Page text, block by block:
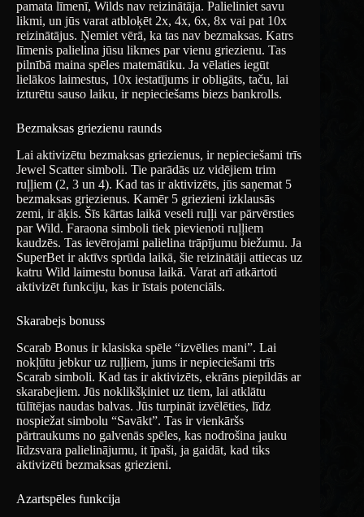
pamata līmenī, Wilds nav reizinātāja. Palieliniet savu
likmi, un jūs varat atbloķēt 2x, 4x, 6x, 8x vai pat 10x
reizinātājus. Ņemiet vērā, ka tas nav bezmaksas. Katrs
līmenis palielina jūsu likmes par vienu griezienu. Tas
pilnībā maina spēles matemātiku. Ja vēlaties iegūt
lielākos laimestus, 10x iestatījums ir obligāts, taču, lai
izturētu sauso laiku, ir nepieciešams biezs bankrolls.
Bezmaksas griezienu raunds
Lai aktivizētu bezmaksas griezienus, ir nepieciešami trīs
Jewel Scatter simboli. Tie parādās uz vidējiem trim
ruļļiem (2, 3 un 4). Kad tas ir aktivizēts, jūs saņemat 5
bezmaksas griezienus. Kamēr 5 griezieni izklausās
zemi, ir āķis. Šīs kārtas laikā veseli ruļļi var pārvērsties
par Wild. Faraona simboli tiek pievienoti ruļļiem
kaudzēs. Tas ievērojami palielina trāpījumu biežumu. Ja
SuperBet ir aktīvs sprūda laikā, šie reizinātāji attiecas uz
katru Wild laimestu bonusa laikā. Varat arī atkārtoti
aktivizēt funkciju, kas ir īstais potenciāls.
Skarabejs bonuss
Scarab Bonus ir klasiska spēle “izvēlies mani”. Lai
nokļūtu jebkur uz ruļļiem, jums ir nepieciešami trīs
Scarab simboli. Kad tas ir aktivizēts, ekrāns piepildās ar
skarabejiem. Jūs noklikšķiniet uz tiem, lai atklātu
tūlītējas naudas balvas. Jūs turpināt izvēlēties, līdz
nospiežat simbolu “Savākt”. Tas ir vienkāršs
pārtraukums no galvenās spēles, kas nodrošina jauku
līdzsvara palielinājumu, it īpaši, ja gaidāt, kad tiks
aktivizēti bezmaksas griezieni.
Azartspēles funkcija